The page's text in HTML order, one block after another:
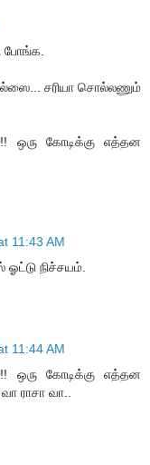
போங்க.
சரியா சொல்லணும்
ஒரு கோடிக்கு எத்தன
11:43 AM
நிச்சயம்.
11:44 AM
ஒரு கோடிக்கு எத்தன
ராசா வா..